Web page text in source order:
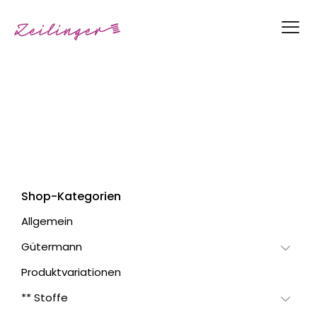
Shop-Kategorien
Allgemein
Gütermann
Produktvariationen
** Stoffe